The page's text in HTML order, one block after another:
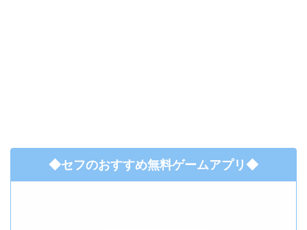
◆セフのおすすめ無料ゲームアプリ◆